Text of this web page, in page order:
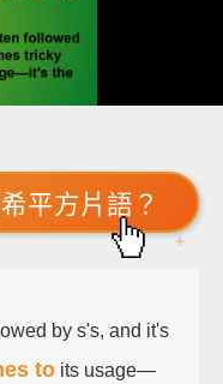
平方片語？
by s's, and it's
to its usage—